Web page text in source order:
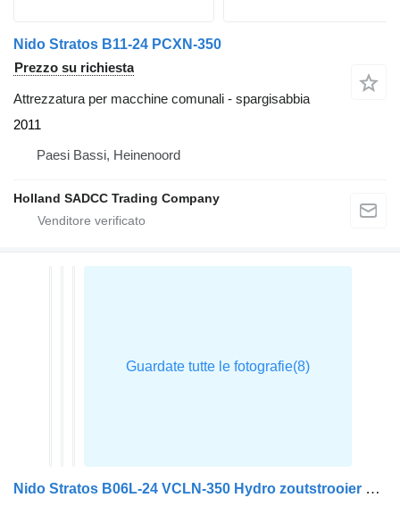
Nido Stratos B11-24 PCXN-350
Prezzo su richiesta
Attrezzatura per macchine comunali - spargisabbia
2011
Paesi Bassi, Heinenoord
Holland SADCC Trading Company
Nido Stratos B06L-24 VCLN-350 Hydro zoutstrooier 0,6m3 + 350L